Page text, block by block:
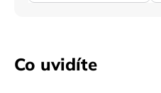
Co uvidíte